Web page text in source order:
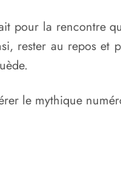
pour la rencontre
rester au repos et
le mythique